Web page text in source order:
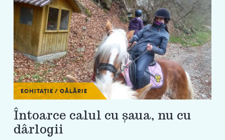
ECHITAȚIE / CĂLĂRIE
Întoarce calul cu șaua, nu cu
dârlogii